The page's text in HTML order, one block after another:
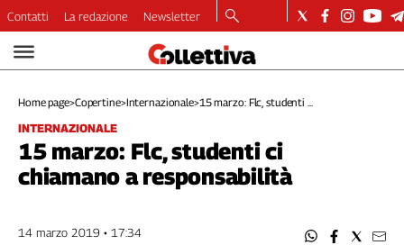
Video
Dirette
Longform
Copertine
Economia
Ambiente
Contatti La redazione Newsletter
Home page>Copertine>Internazionale>15 marzo: Flc, studenti ...
INTERNAZIONALE
15 marzo: Flc, studenti ci
chiamano a responsabilità
14 marzo 2019 • 17:34